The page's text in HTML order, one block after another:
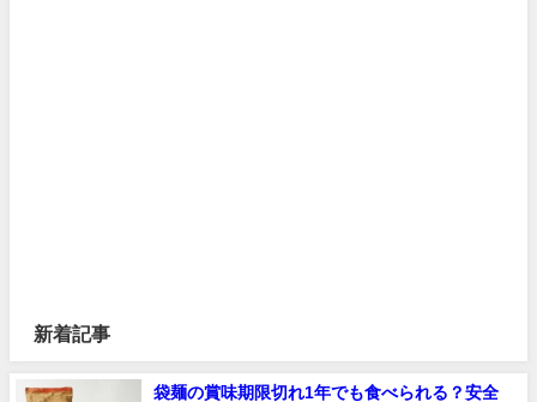
新着記事
袋麺の賞味期限切れ1年でも食べられる？安全